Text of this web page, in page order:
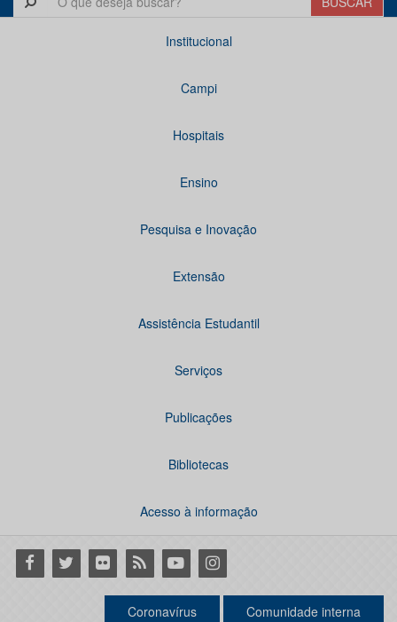
Institucional
Campi
Hospitais
Ensino
Pesquisa e Inovação
Extensão
Assistência Estudantil
Serviços
Publicações
Bibliotecas
Acesso à informação
Facebook
Twitter Flickr RSS YoutubeInstagram
Coronavírus Comunidade interna